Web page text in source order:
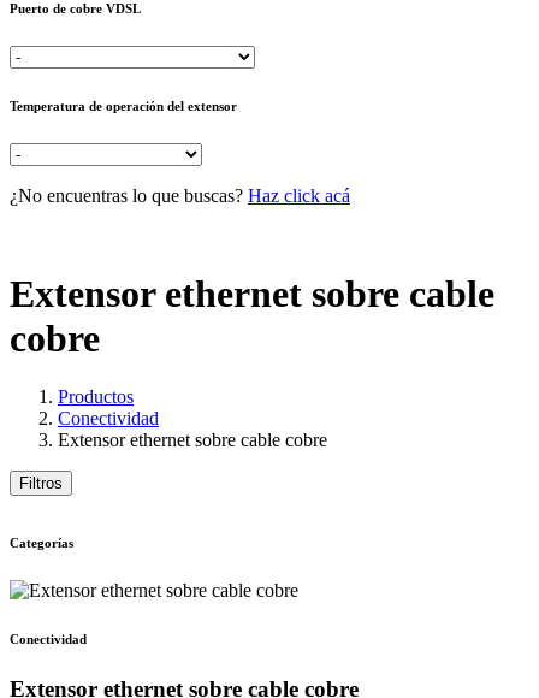
Puerto de cobre VDSL
Temperatura de operación del extensor
¿No encuentras lo que buscas? Haz click acá
Extensor ethernet sobre cable
cobre
Productos
Conectividad
Extensor ethernet sobre cable cobre
Filtros
Categorías
Conectividad
Extensor ethernet sobre cable cobre